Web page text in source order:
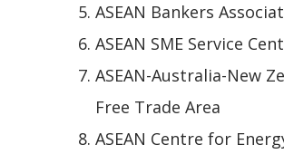
ASEAN Bankers
ASEAN SME Service
ASEAN-Australia-New
Free Trade Area
ASEAN Centre for